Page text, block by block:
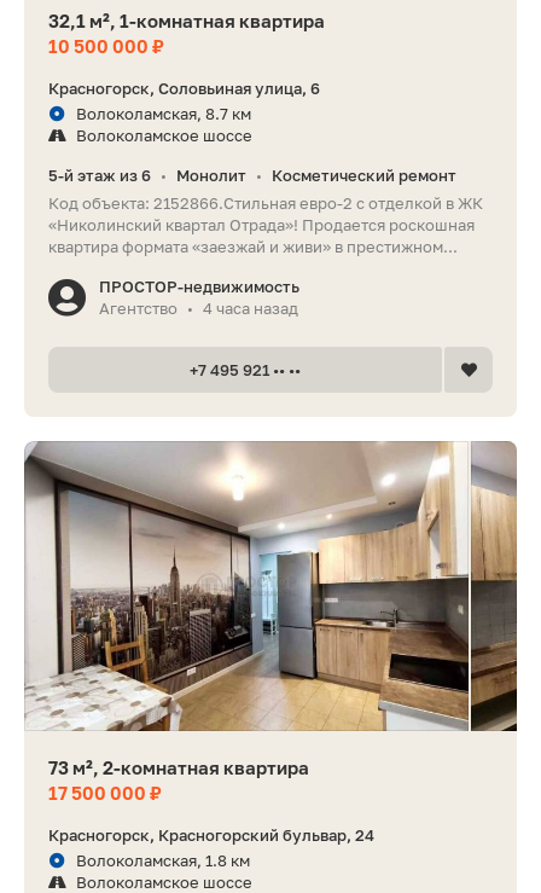
32,1 м², 1-комнатная квартира
10 500 000 ₽
Красногорск, Соловьиная улица, 6
Волоколамская, 8.7 км
Волоколамское шоссе
5-й этаж из 6 • Монолит •
Косметический ремонт
Код объекта: 2152866.Стильная евро-2 с отделкой в ЖК
«Николинский квартал Отрада»! Продается роскошная
квартира формата «заезжай и живи» в престижном...
ПРОСТОР-недвижимость
Агентство
• 4 часа назад
+7 495 921 •• ••
73 м², 2-комнатная квартира
17 500 000 ₽
Красногорск, Красногорский бульвар, 24
Волоколамская, 1.8 км
Волоколамское шоссе